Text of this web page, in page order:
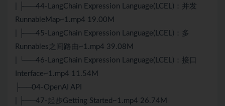
| ├──44-LangChain Expression Language(LCEL)：并发
RunnableMap~1.mp4 19.00M
| ├──45-LangChain Expression Language(LCEL)：多
Runnables之间路由~1.mp4 39.08M
| └──46-LangChain Expression Language(LCEL)：接口
Interface~1.mp4 11.54M
├──04-OpenAI API
| ├──47-起步Getting Started~1.mp4 26.74M